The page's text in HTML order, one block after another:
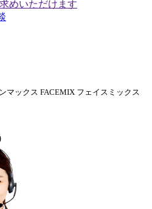
めいただけます
マックス FACEMIX フェイスミックス